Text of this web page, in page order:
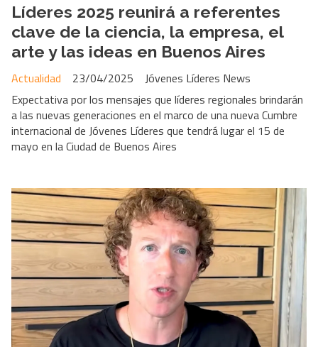
Líderes 2025 reunirá a referentes
clave de la ciencia, la empresa, el
arte y las ideas en Buenos Aires
Jóvenes Líderes News
Actualidad
23/04/2025
Expectativa por los mensajes que líderes regionales brindarán
a las nuevas generaciones en el marco de una nueva Cumbre
internacional de Jóvenes Líderes que tendrá lugar el 15 de
mayo en la Ciudad de Buenos Aires